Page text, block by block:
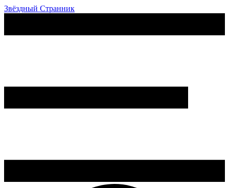
Звёздный Странник